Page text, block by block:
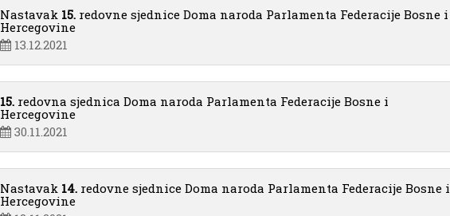
Nastavak 15. redovne sjednice Doma naroda Parlamenta Federacije Bosne i
Hercegovine
13.12.2021
15. redovna sjednica Doma naroda Parlamenta Federacije Bosne i
Hercegovine
30.11.2021
Nastavak 14. redovne sjednice Doma naroda Parlamenta Federacije Bosne i
Hercegovine